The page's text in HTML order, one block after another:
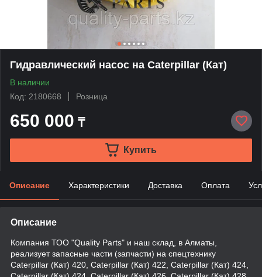
Гидравлический насос на Caterpillar (Кат)
В наличии
Код: 2180668
Розница
650 000 ₸
Купить
Описание Характеристики Доставка Оплата
Описание
Компания ТОО "Quality Parts" и наш склад, в Алматы,
реализует запасные части (запчасти) на спецтехнику
Caterpillar (Кат) 420, Caterpillar (Кат) 422, Caterpillar (Кат) 424,